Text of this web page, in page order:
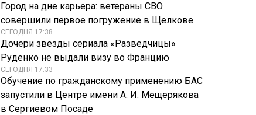
Город на дне карьера: ветераны СВО
совершили первое погружение в Щелкове
СЕГОДНЯ 17:38
Дочери звезды сериала «Разведчицы»
Руденко не выдали визу во Францию
СЕГОДНЯ 17:33
Обучение по гражданскому применению БАС
запустили в Центре имени А. И. Мещерякова
в Сергиевом Посаде